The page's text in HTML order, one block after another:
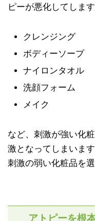
ピーが悪化してしま
クレンジング
ボディーソープ
ナイロンタオル
洗顔フォーム
メイク
など、刺激が強い化
激となってしまいます
刺激の弱い化粧品を
アトピーを根